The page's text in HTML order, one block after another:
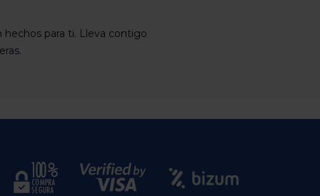
hechos para ti. Lleva contigo